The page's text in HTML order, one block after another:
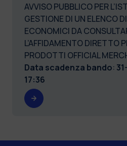
AVVISO PUBBLICO PER
GESTIONE DI UN ELENCO
ECONOMICI DA
L’AFFIDAMENTO DIRETTO
PRODOTTI OFFICIAL
Data scadenza bando:
17:36